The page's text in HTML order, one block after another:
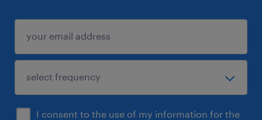
I consent to the use of my information for the